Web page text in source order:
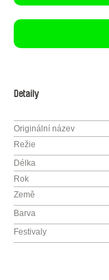
Detaily
Originální název
Režie
Délka
Rok
Země
Barva
Festivaly